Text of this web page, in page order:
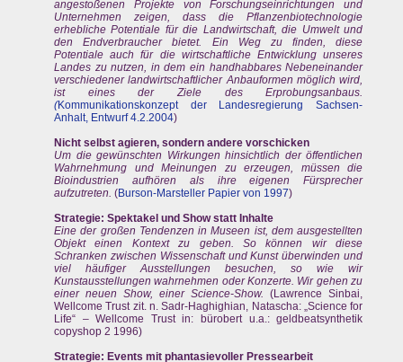
angestoßenen Projekte von Forschungseinrichtungen und
Unternehmen zeigen, dass die Pflanzenbiotechnologie
erhebliche Potentiale für die Landwirtschaft, die Umwelt und
den Endverbraucher bietet. Ein Weg zu finden, diese
Potentiale auch für die wirtschaftliche Entwicklung unseres
Landes zu nutzen, in dem ein handhabbares Nebeneinander
verschiedener landwirtschaftlicher Anbauformen möglich wird,
ist eines der Ziele des Erprobungsanbaus.
(Kommunikationskonzept der Landesregierung Sachsen-
Anhalt, Entwurf 4.2.2004)
Nicht selbst agieren, sondern andere vorschicken
Um die gewünschten Wirkungen hinsichtlich der öffentlichen
Wahrnehmung und Meinungen zu erzeugen, müssen die
Bioindustrien aufhören als ihre eigenen Fürsprecher
aufzutreten. (Burson-Marsteller Papier von 1997)
Strategie: Spektakel und Show statt Inhalte
Eine der großen Tendenzen in Museen ist, dem ausgestellten
Objekt einen Kontext zu geben. So können wir diese
Schranken zwischen Wissenschaft und Kunst überwinden und
viel häufiger Ausstellungen besuchen, so wie wir
Kunstausstellungen wahrnehmen oder Konzerte. Wir gehen zu
einer neuen Show, einer Science-Show. (Lawrence Sinbai,
Wellcome Trust zit. n. Sadr-Haghighian, Natascha: „Science for
Life“ – Wellcome Trust in: bürobert u.a.: geldbeatsynthetik
copyshop 2 1996)
Strategie: Events mit phantasievoller Pressearbeit